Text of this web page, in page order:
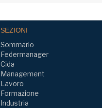
SEZIONI
Sommario
Federmanager
Cida
Management
Lavoro
Formazione
Industria